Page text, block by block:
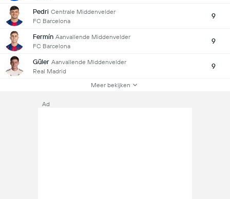
Pedri Centrale Middenvelder
FC Barcelona
9
Fermín Aanvallende Middenvelder
FC Barcelona
9
Güler Aanvallende Middenvelder
Real Madrid
9
Meer bekijken
Ad